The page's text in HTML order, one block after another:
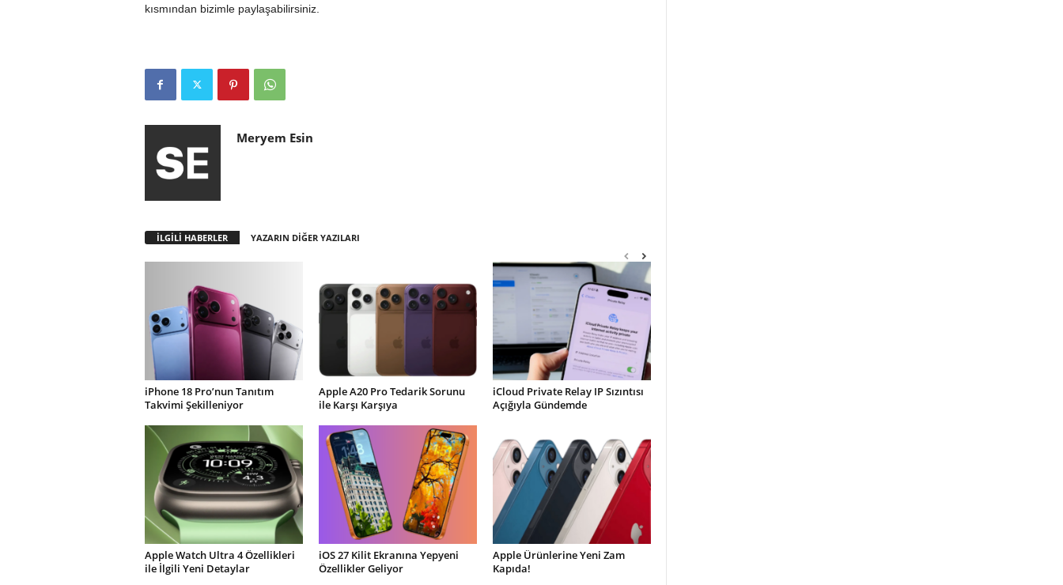
kısmından bizimle paylaşabilirsiniz.
Meryem Esin
İLGİLİ HABERLER YAZARIN DİĞER YAZILARI
iPhone 18 Pro’nun Tanıtım
Takvimi Şekilleniyor
Apple A20 Pro Tedarik Sorunu
ile Karşı Karşıya
iCloud Private Relay IP Sızıntısı
Açığıyla Gündemde
Apple Watch Ultra 4 Özellikleri
ile İlgili Yeni Detaylar
iOS 27 Kilit Ekranına Yepyeni
Özellikler Geliyor
Apple Ürünlerine Yeni Zam
Kapıda!